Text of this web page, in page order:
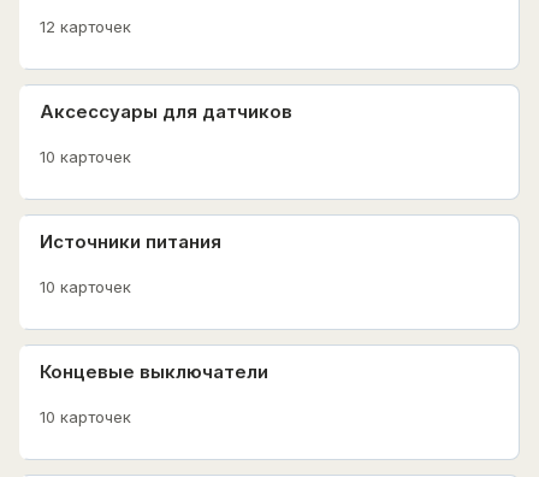
12 карточек
Аксессуары для датчиков
10 карточек
Источники питания
10 карточек
Концевые выключатели
10 карточек